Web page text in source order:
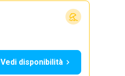
Vedi disponibilità